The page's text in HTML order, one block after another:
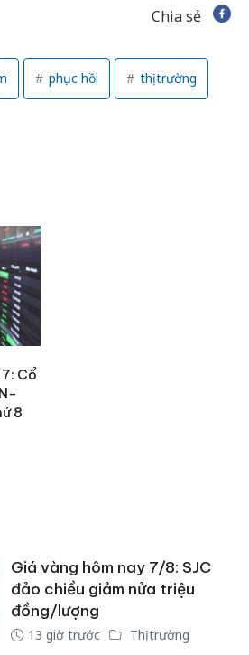
Chia sẻ
phục hồi thị trường
Cổ
8
Giá vàng hôm nay 7/8: SJC
đảo chiều giảm nửa triệu
đồng/lượng
13 giờ trước Thị trường